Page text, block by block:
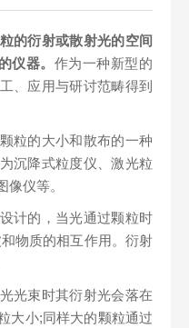
的衍射或散射光的空间
仪器。 作为一种新型的
、应用与研讨范畴得到
的大小和散布的一种
沉降式粒度仪、激光粒
仪等。
的，当光通过颗粒时
物质的相互作用。衍射
束时其衍射光会落在
大小;同样大的颗粒通过